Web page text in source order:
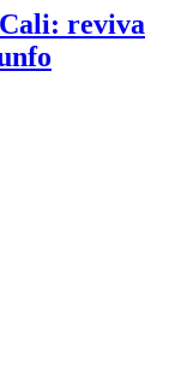
reviva